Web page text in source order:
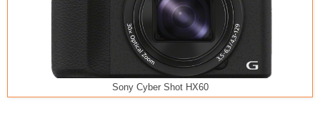
Sony Cyber Shot HX60